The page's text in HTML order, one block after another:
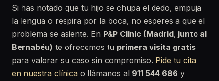
Si has notado que tu hijo se chupa el dedo, empuja
la lengua o respira por la boca, no esperes a que el
problema se asiente. En P&P Clinic (Madrid, junto al
Bernabéu) te ofrecemos tu primera visita gratis
para valorar su caso sin compromiso. Pide tu cita
en nuestra clínica o llámanos al 911 544 686 y